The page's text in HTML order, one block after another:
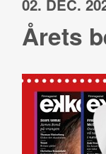
02. DEC.
Årets